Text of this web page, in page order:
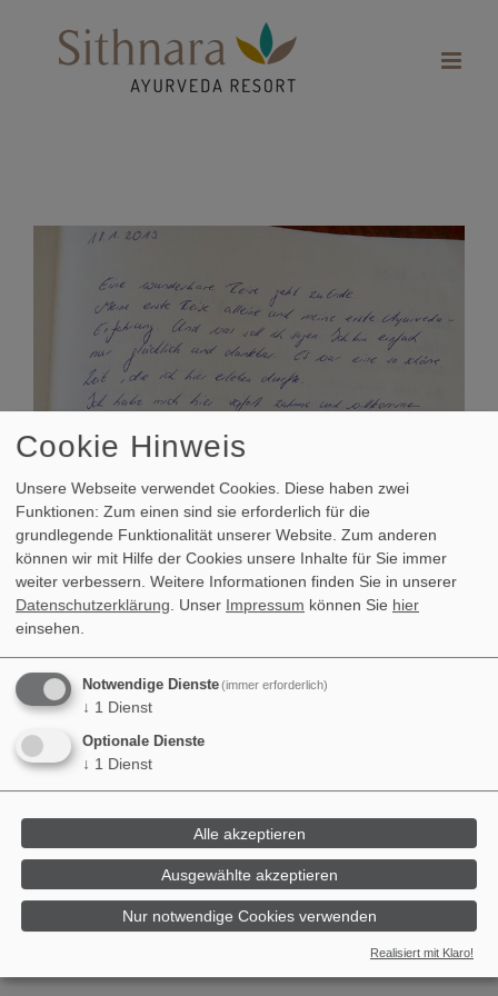
Cookie Hinweis
Unsere Webseite verwendet Cookies. Diese haben zwei
Funktionen: Zum einen sind sie erforderlich für die
grundlegende Funktionalität unserer Website. Zum anderen
können wir mit Hilfe der Cookies unsere Inhalte für Sie immer
weiter verbessern. Weitere Informationen finden Sie in unserer
Datenschutzerklärung. Unser Impressum können Sie hier
einsehen.
Notwendige Dienste(immer erforderlich)
↓ 1 Dienst
Optionale Dienste
↓ 1 Dienst
Nur notwendige Cookies verwenden
Ausgewählte akzeptieren
Alle akzeptieren
Realisiert mit Klaro!
grösseres
von Diana